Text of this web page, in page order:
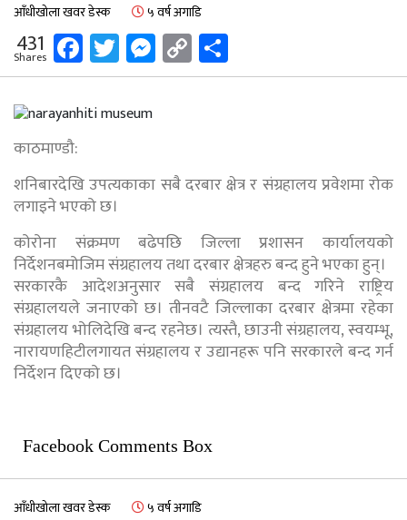
आँधीखोला खवर डेस्क ५ वर्ष अगाडि
431
Shares Facebook
Twitter
Messenger
Copy
Link
काठमाण्डौ:
शनिबारदेखि उपत्यकाका सबै दरबार क्षेत्र र संग्रहालय प्रवेशमा रोक
लगाइने भएको छ।
कोरोना संक्रमण बढेपछि जिल्ला प्रशासन कार्यालयको
निर्देशनबमोजिम संग्रहालय तथा दरबार क्षेत्रहरु बन्द हुने भएका हुन्।
सरकारकै आदेशअनुसार सबै संग्रहालय बन्द गरिने राष्ट्रिय
संग्रहालयले जनाएको छ। तीनवटै जिल्लाका दरबार क्षेत्रमा रहेका
संग्रहालय भोलिदेखि बन्द रहनेछ। त्यस्तै, छाउनी संग्रहालय, स्वयम्भू,
नारायणहिटीलगायत संग्रहालय र उद्यानहरू पनि सरकारले बन्द गर्न
निर्देशन दिएको छ।
Facebook Comments Box
आँधीखोला खवर डेस्क ५ वर्ष अगाडि